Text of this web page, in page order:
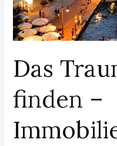
Das
finden –